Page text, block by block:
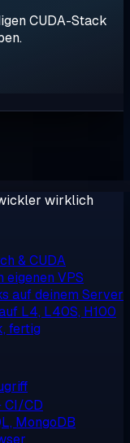
CUDA-Stack
wirklich
& CUDA
eigenen VPS
auf deinem Server
L4, L40S, H100
fertig
CI/CD
MongoDB